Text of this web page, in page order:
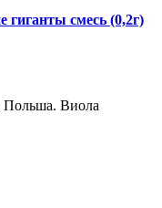
смесь (0,2г)
Польша. Виола